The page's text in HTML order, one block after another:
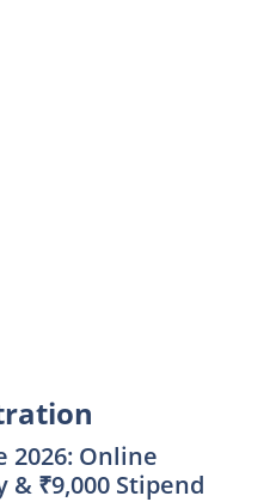
2026: Online
₹9,000 Stipend